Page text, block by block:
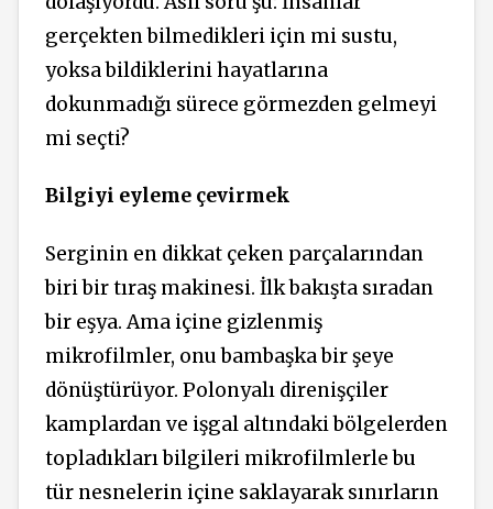
gerçekten bilmedikleri için mi sustu,
yoksa bildiklerini hayatlarına
dokunmadığı sürece görmezden gelmeyi
mi seçti?
Bilgiyi eyleme çevirmek
Serginin en dikkat çeken parçalarından
biri bir tıraş makinesi. İlk bakışta sıradan
bir eşya. Ama içine gizlenmiş
mikrofilmler, onu bambaşka bir şeye
dönüştürüyor. Polonyalı direnişçiler
kamplardan ve işgal altındaki bölgelerden
topladıkları bilgileri mikrofilmlerle bu
tür nesnelerin içine saklayarak sınırların